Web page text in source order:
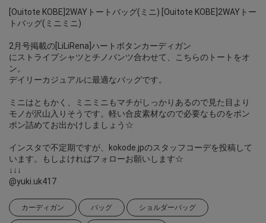
[Ouitote KOBE]2WAYトートバッグ(ミニ) [Ouitote KOBE]2WAYトー
トバッグ(ミニミニ)
2月号掲載の[LiLiRena]ハートボタンカーディガン
にストライプシャツとチノパンツ合わせて、こちらのトートをオ
ン。
デイリーカジュアルに最適なバッグです。
ミニはともかく、ミニミニもマチがしっかりあるので見た目より
モノが沢山入りそうです。軽い合皮素材なので必要なものをポン
ポン詰めてお出かけしましょう☆
インスタで不定期ですが、kokode.jpのスタッフコーデを投稿して
います。もしよければフォローお願いします☆
↓↓↓
@yuki.uk417
カーディガン バッグ ショルダーバッグ